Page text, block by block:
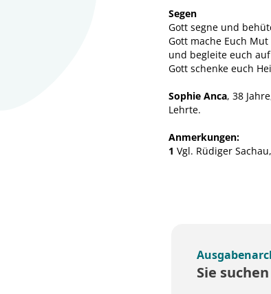
Segen
Gott segne und
Gott mache Euch
und begleite euch
Gott schenke euch
Sophie Anca, 38
Lehrte.
Anmerkungen:
1 Vgl. Rüdiger
Sie